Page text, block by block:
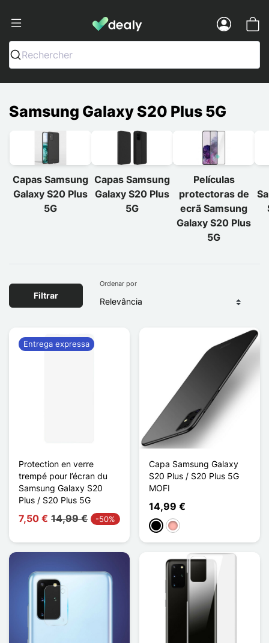
Dealy - Capas e acessórios para
Rechercher
Samsung Galaxy S20 Plus 5G
Capas Samsung
Galaxy S20 Plus
5G
Capas Samsung
Galaxy S20 Plus
5G
Películas
protectoras de
ecrã Samsung
Galaxy S20 Plus
5G
Filtrar
Ordenar por
Protection en verre
trempé pour l’écran du
Samsung Galaxy S20
Plus / S20 Plus 5G
7,50 € 14,99 € -50%
Entrega expressa
Capa Samsung Galaxy
S20 Plus / S20 Plus 5G
MOFI
14,99 €
PretoOuro rosa